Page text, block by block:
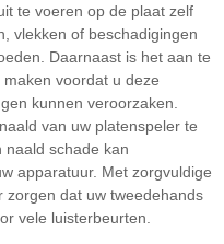
te voeren op de plaat zelf
vlekken of beschadigingen
Daarnaast is het aan te
voordat u deze
kunnen veroorzaken.
van uw platenspeler te
naald schade kan
apparatuur. Met zorgvuldige
zorgen dat uw tweedehands
vele luisterbeurten.